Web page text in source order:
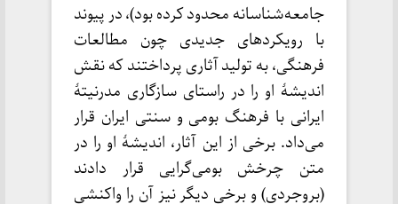
جامعه‌شناسانه محدود کرده بود)، در پیوند
با رویکردهای جدیدی چون مطالعات
فرهنگی، به تولید آثاری پرداختند که نقش
اندیشهٔ او را در راستای سازگاری مدرنیتهٔ
ایرانی با فرهنگ بومی و سنتی ایران قرار
می‌داد. برخی از این آثار، اندیشهٔ او را در
متن چرخش بومی‌گرایی قرار دادند
(بروجردی) و برخی دیگر نیز آن را واکنشی